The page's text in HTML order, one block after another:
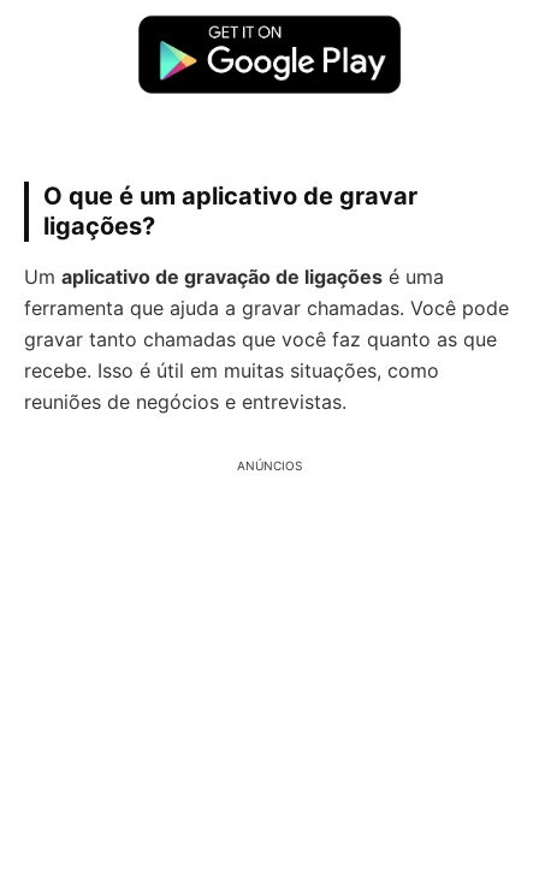
O que é um aplicativo de gravar
ligações?
Um aplicativo de gravação de ligações é uma
ferramenta que ajuda a gravar chamadas. Você pode
gravar tanto chamadas que você faz quanto as que
recebe. Isso é útil em muitas situações, como
reuniões de negócios e entrevistas.
ANÚNCIOS